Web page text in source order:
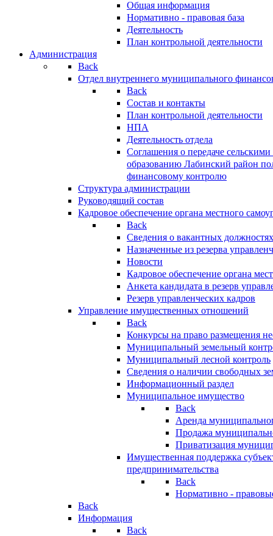
Общая информация
Нормативно - правовая база
Деятельность
План контрольной деятельности
Администрация
Back
Отдел внутреннего муниципального
Back
Состав и контакты
План контрольной деятельности
НПА
Деятельность отдела
Соглашения о передаче
образованию Лабинский район
финансовому контролю
Структура администрации
Руководящий состав
Кадровое обеспечение органа местного
Back
Сведения о вакантных
Назначенные из резерва
Новости
Кадровое обеспечение органа
Анкета кандидата в резерв
Резерв управленческих кадров
Управление имущественных отношений
Back
Конкурсы на право размещения
Муниципальный земельный
Муниципальный лесной контроль
Сведения о наличии свободных
Информационный раздел
Муниципальное имущество
Back
Аренда
Продажа
Приватизация
Имущественная поддержка
предпринимательства
Back
Нормативно -
Back
Информация
Back